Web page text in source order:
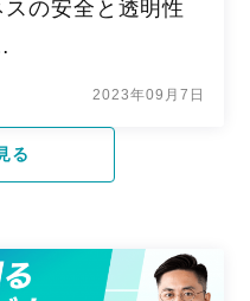
スの安全と透明性
2023年09月7日
る